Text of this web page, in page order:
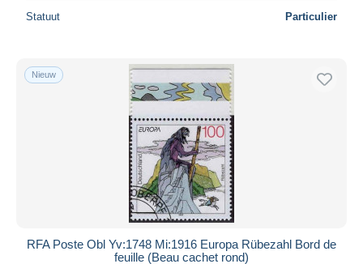
Statuut Particulier
Nieuw
RFA Poste Obl Yv:1748 Mi:1916 Europa Rübezahl Bord de
feuille (Beau cachet rond)